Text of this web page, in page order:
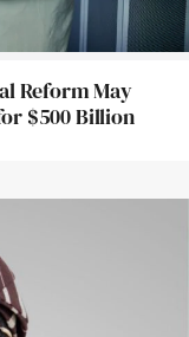
Reform May
$500 Billion